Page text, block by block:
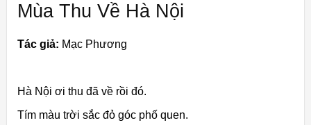
Mùa Thu Về Hà Nội
Tác giả: Mạc Phương
Hà Nội ơi thu đã về rồi đó.
Tím màu trời sắc đỏ góc phố quen.